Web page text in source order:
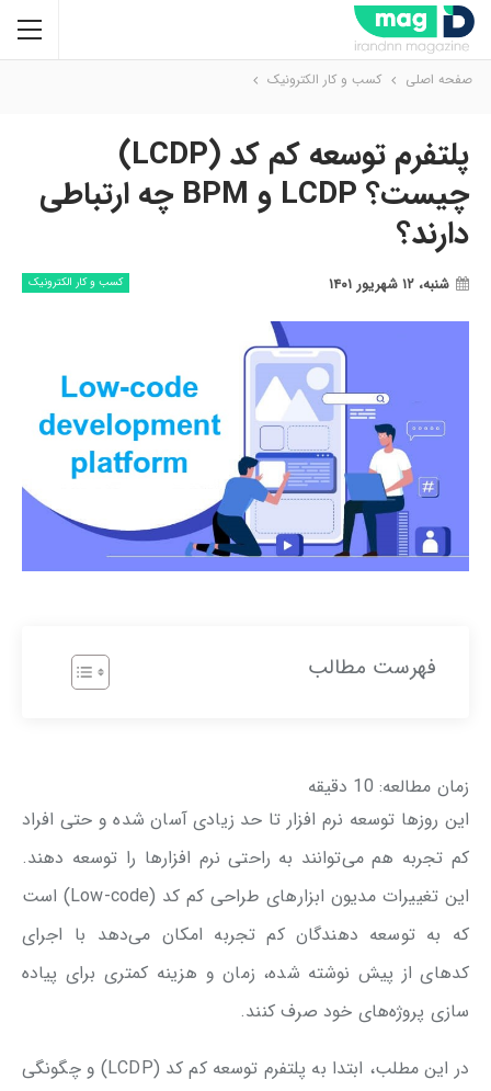
صفحه اصلی کسب و کار الکترونیک
پلتفرم توسعه کم کد (LCDP)
چیست؟ LCDP و BPM چه ارتباطی
دارند؟
کسب و کار الکترونیک شنبه، ۱۲ شهریور ۱۴۰۱
فهرست مطالب
زمان مطالعه: 10 دقیقه
این روزها توسعه نرم افزار تا حد زیادی آسان شده و حتی افراد
کم تجربه هم می‌توانند به راحتی نرم افزارها را توسعه دهند.
این تغییرات مدیون ابزارهای طراحی کم کد (Low-code) است
که به توسعه دهندگان کم تجربه امکان می‌دهد با اجرای
کدهای از پیش نوشته شده، زمان و هزینه کمتری برای پیاده
سازی پروژه‌های خود صرف کنند.
در این مطلب، ابتدا به پلتفرم توسعه کم کد (LCDP) و چگونگی